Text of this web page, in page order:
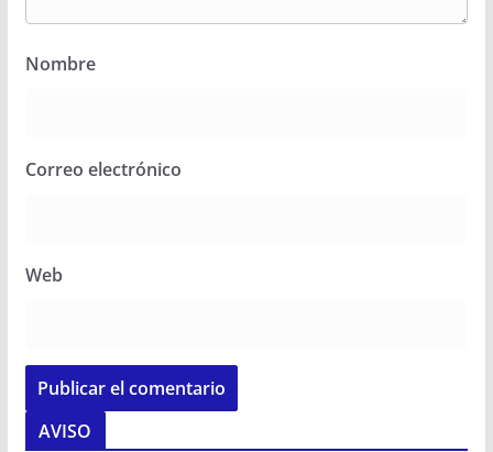
Nombre
Correo electrónico
Web
AVISO